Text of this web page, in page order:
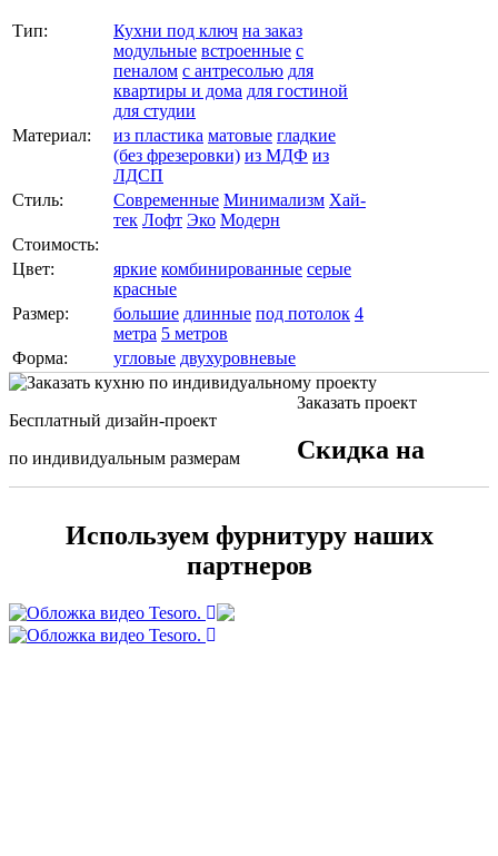
Тип: Кухни под ключ на заказ
модульные встроенные с
пеналом с антресолью для
квартиры и дома для гостиной
для студии
Материал:
из пластика матовые гладкие
(без фрезеровки) из МДФ из
ЛДСП
Стиль:
Современные Минимализм Хай-
тек Лофт Эко Модерн
Стоимость:
Цвет:
яркие комбинированные серые
красные
Размер:
большие длинные под потолок 4
метра 5 метров
Форма:
угловые двухуровневые
Бесплатный дизайн-проект
по индивидуальным размерам
Заказать проект
Используем фурнитуру наших
партнеров
Скидка на